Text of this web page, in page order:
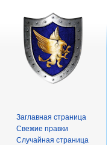
Заглавная страница
Свежие правки
Случайная страница